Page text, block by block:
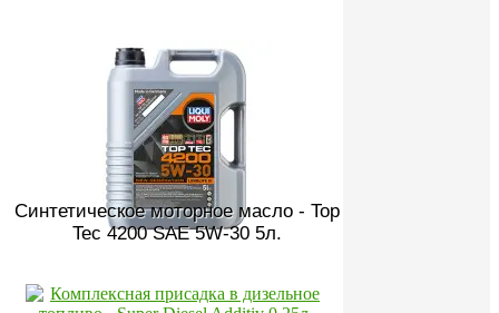
Синтетическое моторное масло - Top
Tec 4200 SAE 5W-30 5л.